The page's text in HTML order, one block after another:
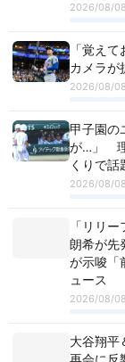
2026/08/
「覚え
カメラが
2026/08/
甲子園の
が…」 理
くりで話
2026/08/
「リリ
朗希が先
が示唆「
ュース
2026/08/
大谷翔平